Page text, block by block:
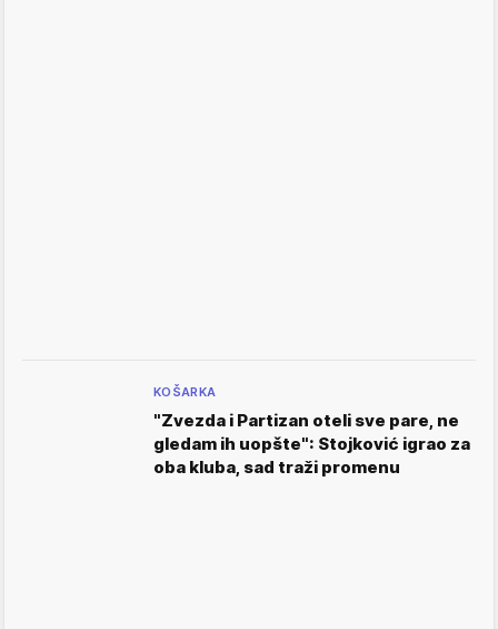
KOŠARKA
"Zvezda i Partizan oteli sve pare, ne
gledam ih uopšte": Stojković igrao za
oba kluba, sad traži promenu